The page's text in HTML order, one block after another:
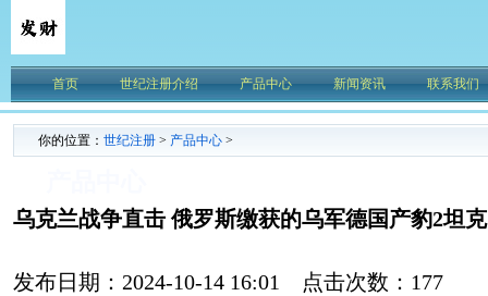
首页 世纪注册介绍 产品中心 新闻资讯 联系我们
你的位置： 世纪注册 > 产品中心 >
乌克兰战争直击 俄罗斯缴获的乌军德国产豹2坦克
发布日期：2024-10-14 16:01 点击次数：177